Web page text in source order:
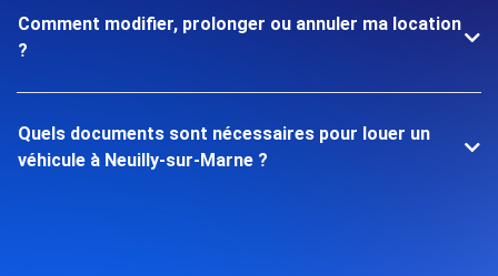
Comment modifier, prolonger ou annuler ma location
?
Quels documents sont nécessaires pour louer un
véhicule à Neuilly-sur-Marne ?